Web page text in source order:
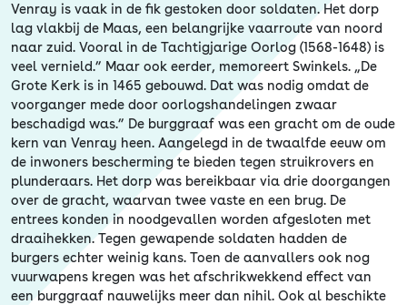
Venray is vaak in de fik gestoken door soldaten. Het dorp
lag vlakbij de Maas, een belangrijke vaarroute van noord
naar zuid. Vooral in de Tachtigjarige Oorlog (1568-1648) is
veel vernield.” Maar ook eerder, memoreert Swinkels. „De
Grote Kerk is in 1465 gebouwd. Dat was nodig omdat de
voorganger mede door oorlogshandelingen zwaar
beschadigd was.” De burggraaf was een gracht om de oude
kern van Venray heen. Aangelegd in de twaalfde eeuw om
de inwoners bescherming te bieden tegen struikrovers en
plunderaars. Het dorp was bereikbaar via drie doorgangen
over de gracht, waarvan twee vaste en een brug. De
entrees konden in noodgevallen worden afgesloten met
draaihekken. Tegen gewapende soldaten hadden de
burgers echter weinig kans. Toen de aanvallers ook nog
vuurwapens kregen was het afschrikwekkend effect van
een burggraaf nauwelijks meer dan nihil. Ook al beschikte